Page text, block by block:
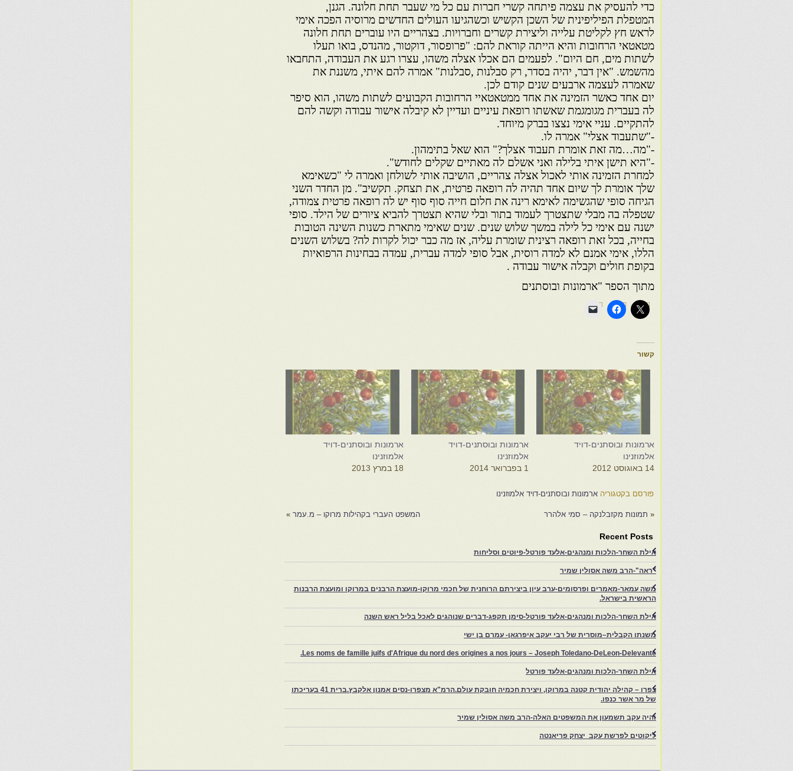
כדי להעסיק את עצמה פיתחה קשרי חברות עם כל מי שעבר תחת חלונה. הגנן,
המטפלת הפיליפינית של השכן הקשיש וכשהגיעו העולים החדשים מרוסיה הפכה אימי
לראש חץ לקליטת עלייה וליצירת קשרים וחברויות. בצהריים היו עוברים תחת חלונה
מטאטאי הרחובות והיא הייתה קוראת להם: "פרופסור, דוקטור, מהנדס, בואו תעלו
לשתות מים, חם היום". לפעמים הם אכלו אצלה משהו, עצרו רגע את העבודה, התחבאו
מהשמש. "אין דבר, יהיה בסדר, רק סבלנות ,סבלנות" אמרה להם איתי, משננת את
שאמרה לעצמה ארבעים שנים קודם לכן.
יום אחד כאשר הזמינה את אחד ממטאטאיי הרחובות הקבועים לשתות משהו, הוא סיפר
לה בעברית מגומגמת שאשתו רופאת עיניים ועדיין לא קיבלה אישור עבודה וקשה להם
להתקיים. עניי אימי נצצו בברק מיוחד.
-"שתעבוד אצלי" אמרה לו.
-"מה…מה זאת אומרת תעבוד אצלך?" הוא שאל בתימהון.
-"היא תישן איתי בלילה ואני אשלם לה מאתיים שקלים לחודש".
למחרת הזמינה אותי לאכול אצלה צהריים, הושיבה אותי לשולחן ואמרה לי "כשאימא
שלך אומרת לך שיום אחד תהיה לה רופאה פרטית, את תצחק. תקשיב". מן החדר השני
הגיחה סופי שהגשימה לאימא רינה את חלום חייה סוף סוף יש לה רופאה פרטית צמודה,
שטפלה בה מבלי שתצטרך לעמוד בתור ובלי שהיא תצטרך להביא ציורים של הילד. סופי
ישנה עם אימי כל לילה במשך שלוש שנים. שנים שאימי מתארת כשנות השינה הטובות
בחייה, בכל זאת רופאה רצינית שומרת עליה, אז מה כבר יכול לקרות לה? בשלוש השנים
הללו, אימי אמנם לא למדה רוסית, אבל סופי למדה עברית, עמדה בבחינות הרפואיות
בקופת חולים וקבלה אישור עבודה .
מתוך הספר "ארמונות ובוסתנים
קשור
ארמונות ובוסתנים-דויד
אלמוזנינו
14 באוגוסט 2012
ארמונות ובוסתנים-דויד
אלמוזנינו
1 בפברואר 2014
ארמונות ובוסתנים-דויד
אלמוזנינו
18 במרץ 2013
פורסם בקטגוריה ארמונות ובוסתנים-דויד אלמוזנינו
« תמונות מקזבלנקה – סמי אלהרר המשפט העברי בקהילות מרוקו – מ.עמר »
Recent Posts
אילת השחר-הלכות ומנהגים-אלעד פורטל-פיוטים וסליחות
"ראה"-הרב משה אסולין שמיר
משה עמאר-מאמרים ופרסומים-ערב עיון ביצירתם הרוחנית של חכמי מרוקו-מועצת הרבנים במרוקו ומועצת הרבנות
הראשית בישראל.
אילת השחר-הלכות ומנהגים-אלעד פורטל-סימן תקפג-דברים שנוהגים לאכל בליל ראש השנה
משנתו הקבלית–מוסרית של רבי יעקב איפרגאן- עמרם בן ישי
Les noms de famille juifs d'Afrique du nord des origines a nos jours – Joseph Toledano-DeLeon-Delevante.
אילת השחר-הלכות ומנהגים-אלעד פורטל
צפרו – קהילה יהודית קטנה במרוקו, ויצירת חכמיה חובקת עולם.הרמ"א מצפרו-נסים אמנון אלקבץ.ברית 41 בעריכתו
של מר אשר כנפו.
והיה עקב תשמעון את המשפטים האלה-הרב משה אסולין שמיר
ליקוטים לפרשת עקב יצחק פריאנטה